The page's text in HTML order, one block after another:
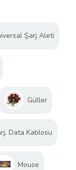
Şarj Aleti
Güller
Data Kablosu
Mouse